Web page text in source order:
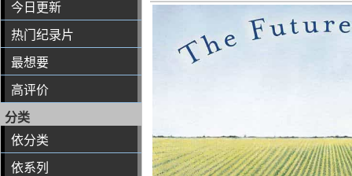
今日更新
热门纪录片
最想要
高评价
分类
依分类
依系列